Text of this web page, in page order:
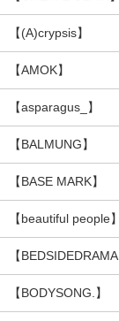
【(A)crypsis】
【AMOK】
【asparagus_】
【BALMUNG】
【BASE MARK】
【beautiful people】
【BEDSIDEDRAMA
【BODYSONG.】